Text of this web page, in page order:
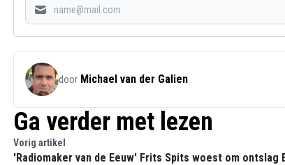
door Michael van der Galien
Ga verder met lezen
Vorig artikel
'Radiomaker van de Eeuw' Frits Spits woest om ontslag